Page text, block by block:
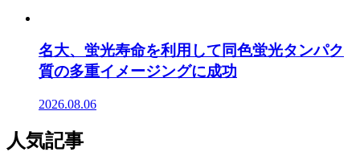
名大、蛍光寿命を利用して同色蛍光タンパク
質の多重イメージングに成功
2026.08.06
人気記事